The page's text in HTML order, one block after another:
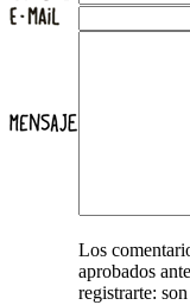
Los
aprobados
registrarte: